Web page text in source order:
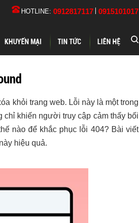
HOTLINE: 0912817117 0915101017
KHUYẾN MẠI TIN TỨC LIÊN HỆ
khỏi trang web. Lỗi này là một trong
khiến người truy cập cảm thấy bối
nào để khắc phục lỗi 404? Bài viết
hiệu quả.